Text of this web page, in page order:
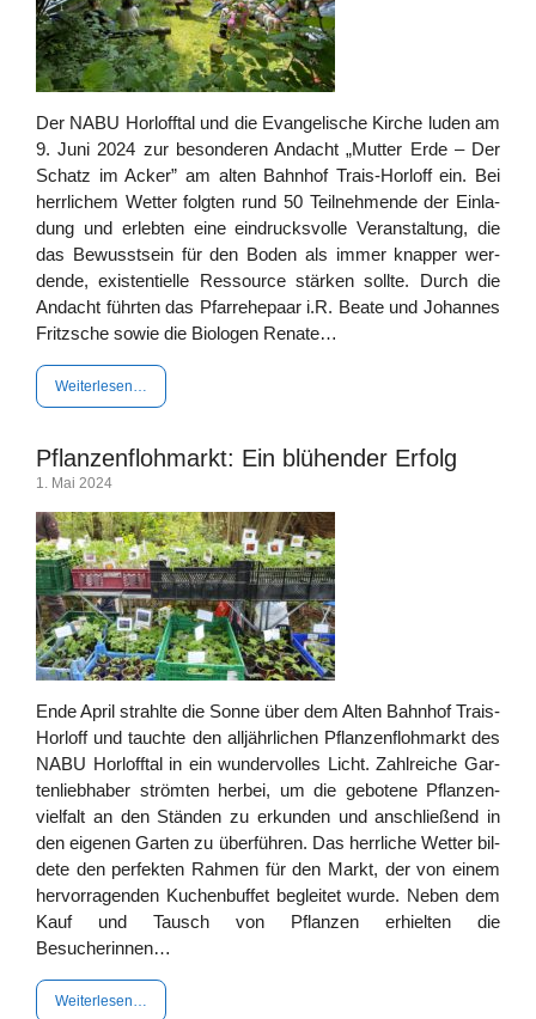
Der NABU Horl­off­tal und die Evan­ge­li­sche Kir­che luden am
9. Juni 2024 zur beson­de­ren Andacht „Mut­ter Erde – Der
Schatz im Acker” am alten Bahn­hof Trais-Hor­l­off ein. Bei
herr­li­chem Wet­ter folg­ten rund 50 Teil­neh­men­de der Ein­la­
dung und erleb­ten eine ein­drucks­vol­le Ver­an­stal­tung, die
das Bewusst­sein für den Boden als immer knap­per wer­
den­de, exis­ten­ti­el­le Res­sour­ce stär­ken soll­te. Durch die
Andacht führ­ten das Pfar­r­ehe­paar i.R. Bea­te und Johan­nes
Fritz­sche sowie die Bio­lo­gen Renate…
Wei­ter­le­sen…
Pflanzenflohmarkt: Ein blühender Erfolg
1. Mai 2024
Ende April strahl­te die Son­ne über dem Alten Bahn­hof Trais-
Hor­l­off und tauch­te den all­jähr­li­chen Pflan­zen­floh­markt des
NABU Horl­off­tal in ein wun­der­vol­les Licht. Zahl­rei­che Gar­
ten­lieb­ha­ber ström­ten her­bei, um die gebo­te­ne Pflan­zen­
viel­falt an den Stän­den zu erkun­den und anschlie­ßend in
den eige­nen Gar­ten zu über­füh­ren. Das herr­li­che Wet­ter bil­
de­te den per­fek­ten Rah­men für den Markt, der von einem
her­vor­ra­gen­den Kuchen­buf­fet beglei­tet wur­de. Neben dem
Kauf und Tausch von Pflan­zen erhiel­ten die
Besucherinnen…
Wei­ter­le­sen…